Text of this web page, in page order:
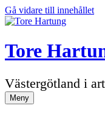
Gå vidare till innehållet
Tore
Västergötland i
Meny